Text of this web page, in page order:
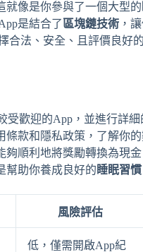
就像是你參與了一個大型的
是結合了區塊鏈技術 ，
合法、安全、且評價良好
受歡迎的App，並進行詳
款和隱私政策，了解你的
順利地將獎勵轉換為現
幫助你養成良好的睡眠習慣
風險評估
低，僅需開啟App紀